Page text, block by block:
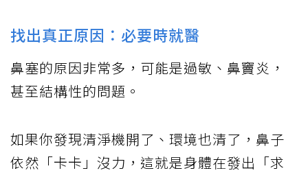
找出真正原因：必要時就醫
鼻塞的原因非常多，可能是過敏、鼻竇炎，
甚至結構性的問題。
如果你發現清淨機開了、環境也清了，鼻子
依然「卡卡」沒力，這就是身體在發出「求